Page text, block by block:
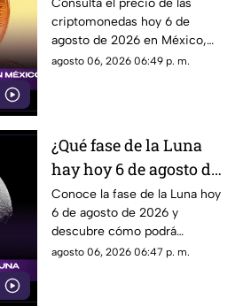
México: Bitcoin,
Ethereum y más
Consulta el precio de las
criptomonedas hoy 6 de
agosto de 2026 en México,
con las cotizaciones de
agosto 06, 2026 06:49 p. m.
¿Qué fase de la Luna
hay hoy 6 de agosto de
2026? Descubre cómo
se verá el satélite esta
noche
Conoce la fase de la Luna hoy
6 de agosto de 2026 y
descubre cómo podrá
observarse el satélite natural
agosto 06, 2026 06:47 p. m.